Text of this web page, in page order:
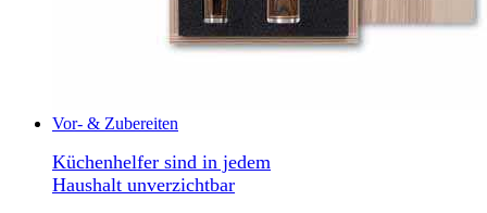
Vor- & Zubereiten
Küchenhelfer sind in jedem
Haushalt unverzichtbar